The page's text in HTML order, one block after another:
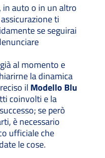
in auto o in un altro
ti
se seguirai
al momento e
la dinamica
il Modello Blu
coinvolti e la
se però
è necessario
ufficiale che
le cose.